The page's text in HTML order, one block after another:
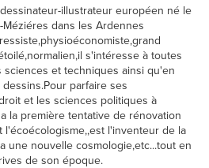
illustrateur européen né le
dans les Ardennes
s'intéresse à toutes
sciences et techniques ainsi qu'en
parfaire ses
et les sciences politiques à
la première tentative de rénovation
l'écoécologisme,,est l'inventeur de la
une nouvelle cosmologie,etc...tout en
de son époque.